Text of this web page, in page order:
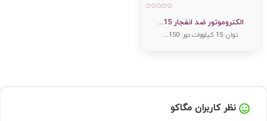
الکتروموتور ضد انفجار 15...
توان: 15 کیلووات دور: 150...
نظر کاربران مگاکو